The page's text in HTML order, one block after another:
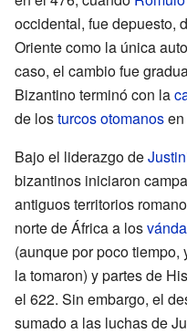
occidental, fue depuesto,
Oriente como la única
caso, el cambio fue
Bizantino terminó con la
de losturcos otomanos
Bajo el liderazgo de
bizantinos iniciaron
antiguos territorios
norte de África a los
(aunque por poco tiempo,
la tomaron) y partes de
el 622. Sin embargo, el
sumado a las luchas de